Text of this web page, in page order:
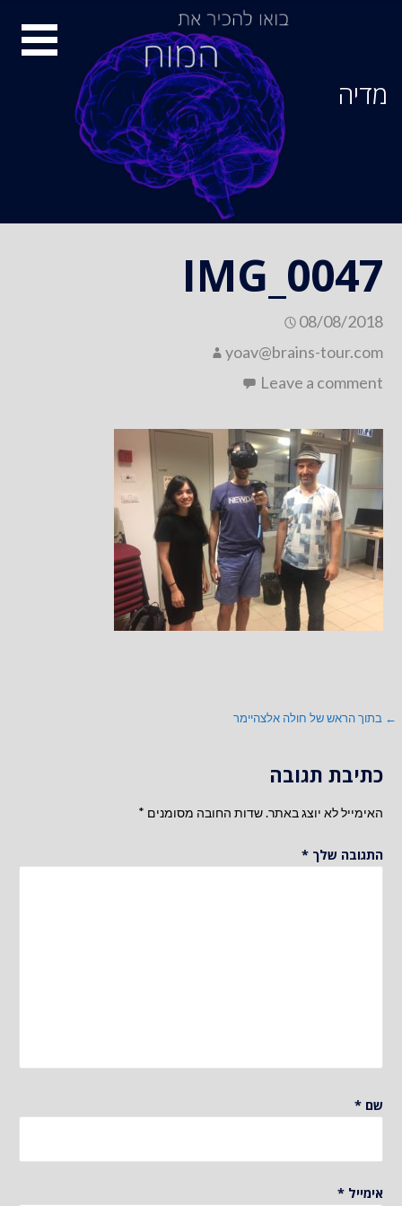
מדיה
IMG_0047
08/08/2018
yoav@brains-tour.com
Leave a comment
ניווט
← בתוך הראש של חולה אלצהיימר
כתיבת תגובה
האימייל לא יוצג באתר.שדות החובה מסומנים *
התגובה שלך *
שם *
אימייל *